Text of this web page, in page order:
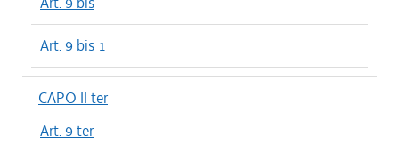
Art. 9 bis 1
CAPO II ter
Art. 9 ter